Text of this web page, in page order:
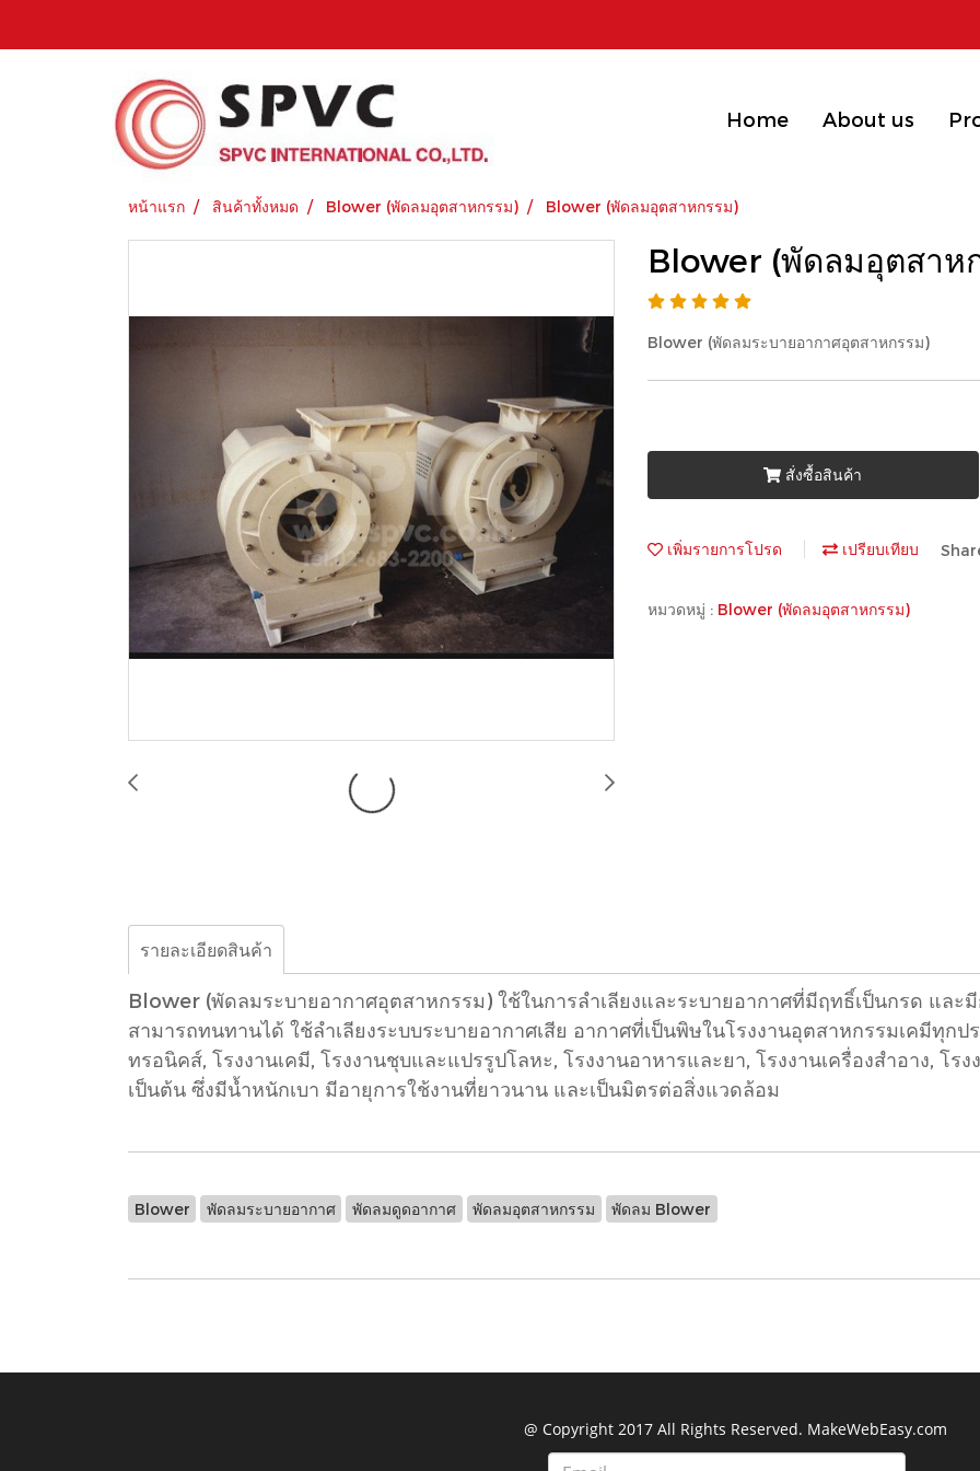
Home About us
หน้าแรก สินค้าทั้งหมด Blower (พัดลมอุตสาหกรรม) Blower (พัดลมอุตสาหกรรม)
Blower (พัดลมอุตสาห
Blower (พัดลมระบายอากาศอุตสาหกรรม)
สั่งซื้อสินค้า
เพิ่มรายการโปรด เปรียบเทียบ
หมวดหมู่ : Blower (พัดลมอุตสาหกรรม)
รายละเอียดสินค้า
Blower (พัดลมระบายอากาศอุตสาหกรรม) ใช้ในการลำเลียงและระบายอากาศที่มีฤทธิ์เป็นกรด และ
สามารถทนทานได้ ใช้ลำเลียงระบบระบายอากาศเสีย อากาศที่เป็นพิษในโรงงานอุตสาหกรรมเคมีทุกป
ทรอนิคส์, โรงงานเคมี, โรงงานชุบและแปรรูปโลหะ, โรงงานอาหารและยา, โรงงานเครื่องสำอาง, โร
เป็นต้น ซึ่งมีน้ำหนักเบา มีอายุการใช้งานที่ยาวนาน และเป็นมิตรต่อสิ่งแวดล้อม
Blower พัดลมระบายอากาศ พัดลมดูดอากาศ พัดลมอุตสาหกรรม พัดลม Blower
@ Copyright 2017 All Rights Reserved. MakeWebEasy.com